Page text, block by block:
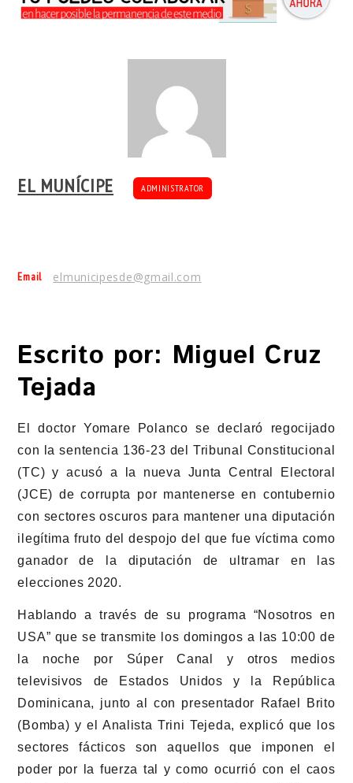
EL MUNÍCIPE ADMINISTRATOR
Email elmunicipesde@gmail.com
Escrito por: Miguel Cruz
Tejada
El doctor Yomare Polanco se declaró regocijado
con la sentencia 136-23 del Tribunal Constitucional
(TC) y acusó a la nueva Junta Central Electoral
(JCE) de corrupta por mantenerse en contubernio
con sectores oscuros para mantener una diputación
ilegítima fruto del despojo del que fue víctima como
ganador de la diputación de ultramar en las
elecciones 2020.
Hablando a través de su programa “Nosotros en
USA” que se transmite los domingos a las 10:00 de
la noche por Súper Canal y otros medios
televisivos de Estados Unidos y la República
Dominicana, junto al con presentador Rafael Brito
(Bomba) y el Analista Trini Tejeda, explicó que los
sectores fácticos son aquellos que imponen el
poder por la fuerza tal y como ocurrió con el caos